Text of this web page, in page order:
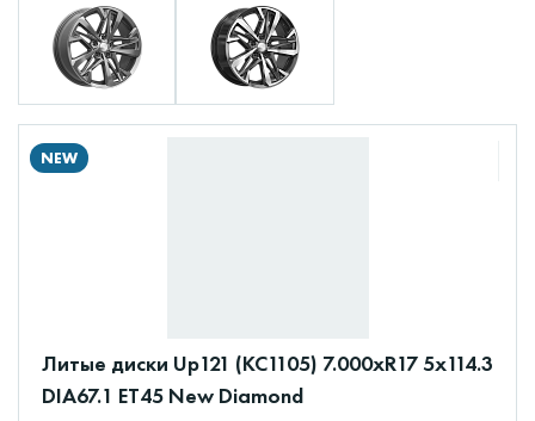
NEW
Литые диски Up121 (КС1105) 7.000xR17 5x114.3
DIA67.1 ET45 New Diamond